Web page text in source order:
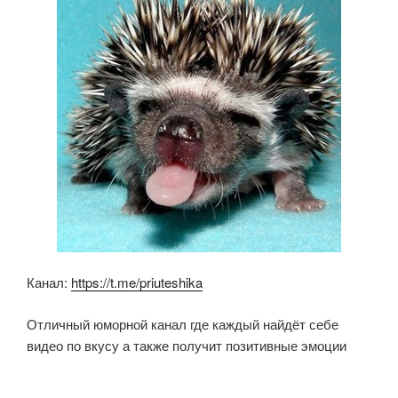
o
k
p ss
ni
ki
Канал: https://t.me/priuteshika
Отличный юморной канал где каждый найдёт себе
видео по вкусу а также получит позитивные эмоции